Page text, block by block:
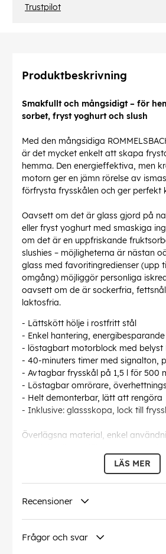
Trustpilot
Produktbeskrivning
Smakfullt och mångsidigt – för
sorbet, fryst yoghurt och slush
Med den mångsidiga
är det mycket enkelt att skapa
hemma. Den energieffektiva, men
motorn ger en jämn rörelse av
förfrysta frysskålen och ger perfekt
Oavsett om det är glass gjord på
eller fryst yoghurt med smaskiga
om det är en uppfriskande
slushies – möjligheterna är nästan
glass med favoritingredienser (upp
omgång) möjliggör personliga
oavsett om de är sockerfria,
laktosfria.
- Lättskött hölje i rostfritt stål
- Enkel hantering,
- löstagbart motorblock med belyst
- 40-minuters timer med signalton,
- Avtagbar frysskål på 1,5 l för 500
- Löstagbar omrörare,
- Helt demonterbar, lätt att rengöra
- Inklusive: glassskopa, lock till
Överlägsna material, enkel
säkerhetsfunktioner gör även denna
ROMMELSBACHER-apparat till ett
pålitligt hjälpmedel i varje bra kök.
Specifikationer:
Uteffekt: 230 V 12 W
LÄS MER
Recensioner
Frågor och svar